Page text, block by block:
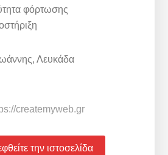
φόρτωσης
Λευκάδα
createmyweb.gr
την ιστοσελίδα